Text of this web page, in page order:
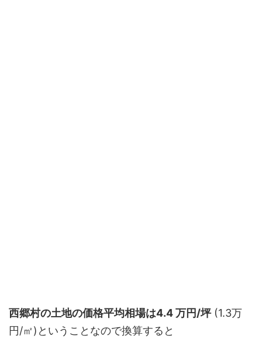
西郷村の土地の価格平均相場は4.4 万円/坪(1.3万
円/㎡)ということなので換算すると